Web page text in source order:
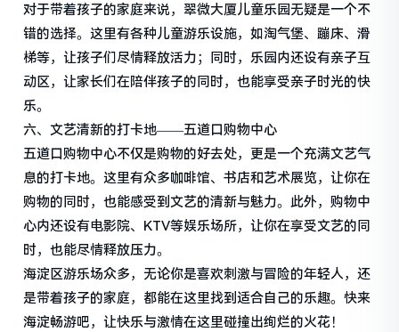
对于带着孩子的家庭来说，翠微大厦儿童乐园无疑是一个不
错的选择。这里有各种儿童游乐设施，如淘气堡、蹦床、滑
梯等，让孩子们尽情释放活力；同时，乐园内还设有亲子互
动区，让家长们在陪伴孩子的同时，也能享受亲子时光的快
乐。
六、文艺清新的打卡地——五道口购物中心
五道口购物中心不仅是购物的好去处，更是一个充满文艺气
息的打卡地。这里有众多咖啡馆、书店和艺术展览，让你在
购物的同时，也能感受到文艺的清新与魅力。此外，购物中
心内还设有电影院、KTV等娱乐场所，让你在享受文艺的同
时，也能尽情释放压力。
海淀区游乐场众多，无论你是喜欢刺激与冒险的年轻人，还
是带着孩子的家庭，都能在这里找到适合自己的乐趣。快来
海淀畅游吧，让快乐与激情在这里碰撞出绚烂的火花！